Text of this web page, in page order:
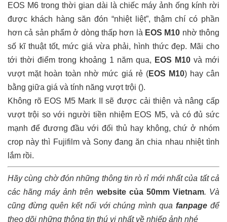
EOS M6 trong thời gian dài là chiếc máy ảnh ống kính rời
được khách hàng săn đón “nhiệt liệt”, thậm chí có phần
hơn cả sản phẩm ở dòng thấp hơn là EOS M10 nhờ thông
số kĩ thuật tốt, mức giá vừa phải, hình thức đẹp. Mãi cho
tới thời điểm trong khoảng 1 năm qua, EOS M10 và mới
vượt mặt hoàn toàn nhờ mức giá rẻ (EOS M10) hay cân
bằng giữa giá và tính năng vượt trội ().
Không rõ EOS M5 Mark II sẽ được cải thiện và nâng cấp
vượt trội so với người tiền nhiệm EOS M5, và có đủ sức
mạnh để đương đầu với đối thủ hay không, chứ ở nhóm
crop này thì Fujifilm và Sony đang ăn chia nhau nhiệt tình
lắm rồi.
Hãy cùng chờ đón những thông tin rò rỉ mới nhất của tất cả
các hãng máy ảnh trên website của 50mm Vietnam. Và
cũng đừng quên kết nối với chúng mình quafanpage để
theo dõi những thông tin thú vị nhất về nhiếp ảnh nhé